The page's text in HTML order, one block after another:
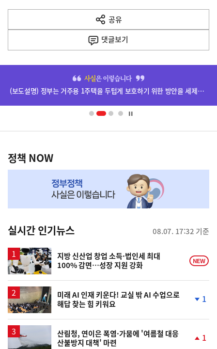
다
음
공유
열
기
댓글보기
영
(보도설명) 정부는 거주용 1주택을 두텁게 보호하기 위한 방안을 세제개편안에 담았습니다.
책
NOW,
뉴
스
정책 NOW
실시간 인기뉴스 08.07. 17:32 기준
지방 신산업 창업 소득·법인세 최대
100% 감면…성장 지원 강화
NEW
미래 AI 인재 키운다! 교실 밖 AI 수업으로
해답 찾는 힘 키워요
하
1
산림청, 연이은 폭염·가뭄에 '여름철 대응
산불방지 대책' 마련
1